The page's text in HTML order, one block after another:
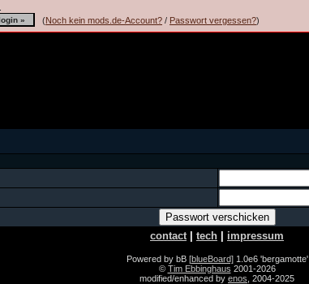
(Noch kein mods.de-Account? / Passwort vergessen?)
contact| tech impressum
Powered by bB [blueBoard] 1.0e6 'bergamotte'
© Tim Ebbinghaus 2001-2026
modified/enhanced by enos , 2004-2025